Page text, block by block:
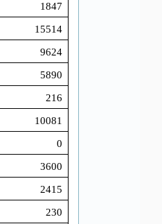
1847
15514
9624
5890
216
10081
0
3600
2415
230